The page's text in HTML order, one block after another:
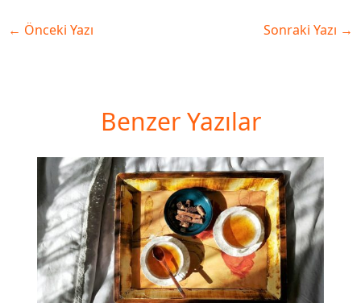
← Önceki Yazı Sonraki Yazı →
Benzer Yazılar